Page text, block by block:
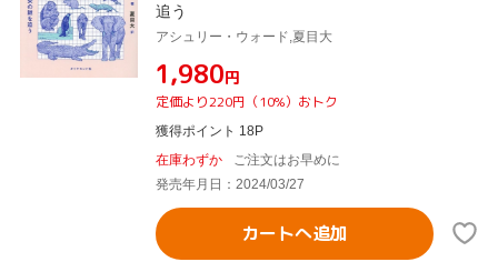
追う
アシュリー・ウォード,夏目大
¥1,980円
定価より220円（10%）おトク
獲得ポイント 18P
在庫わずか
ご注文はお早めに
発売年月日：2024/03/27
カートへ追加